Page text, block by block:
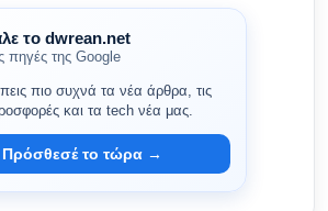
το dwrean.net
πηγές της Google
πιο συχνά τα νέα άρθρα, τις
και τα tech νέα μας.
Πρόσθεσέ το τώρα →